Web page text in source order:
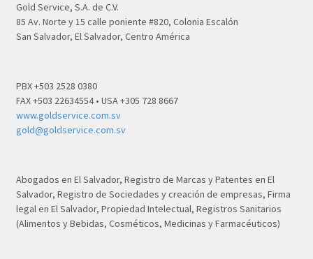
Gold Service, S.A. de C.V.
85 Av. Norte y 15 calle poniente #820, Colonia Escalón
San Salvador, El Salvador, Centro América
PBX +503 2528 0380
FAX +503 22634554 • USA +305 728 8667
www.goldservice.com.sv
gold@goldservice.com.sv
Abogados en El Salvador, Registro de Marcas y Patentes en El
Salvador, Registro de Sociedades y creación de empresas, Firma
legal en El Salvador, Propiedad Intelectual, Registros Sanitarios
(Alimentos y Bebidas, Cosméticos, Medicinas y Farmacéuticos)